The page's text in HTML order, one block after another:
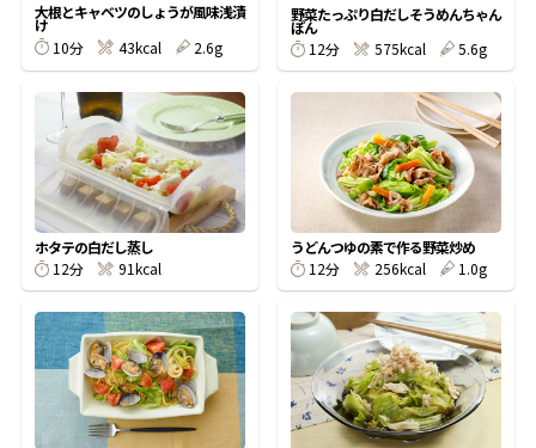
だし粉
商品情報一覧
おすすめサイト
新鮮一番
氷熟®︎
大根とキャベツのしょうが風味浅漬
け
10分
43kcal 2.6g
野菜たっぷり白だしそうめんちゃん
ぽん
12分
575kcal 5.6g
ホタテの白だし蒸し
12分
91kcal
うどんつゆの素で作る野菜炒め
12分
256kcal 1.0g